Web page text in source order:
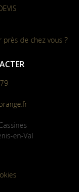
près de chez vous ?
en-Val